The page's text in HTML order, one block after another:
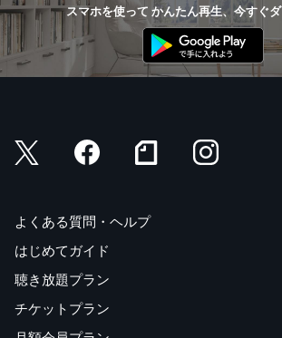
スマホを使って かんたん再生、今すぐ
よくある質問・ヘルプ
はじめてガイド
聴き放題プラン
チケットプラン